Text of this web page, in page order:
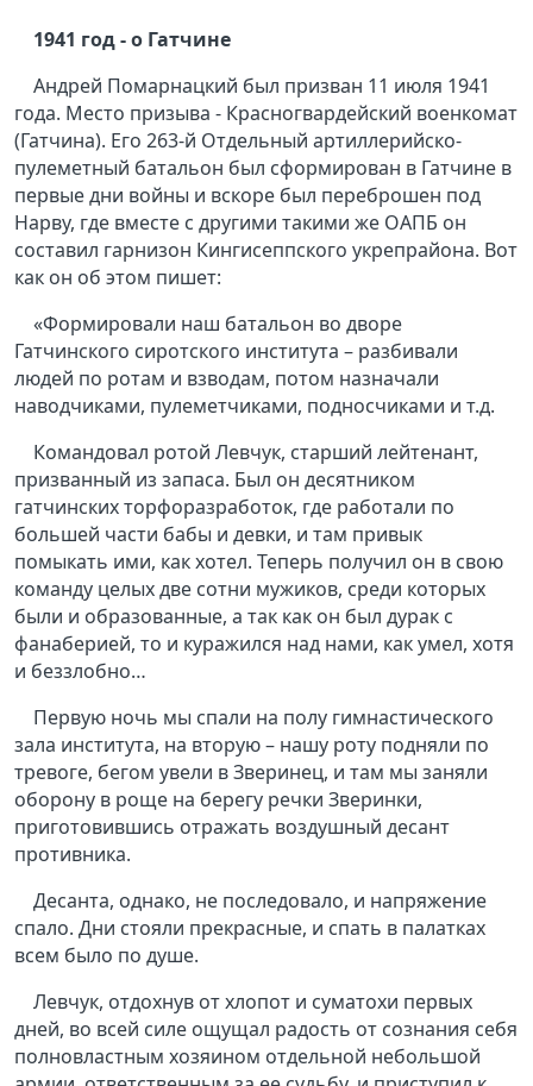
1941 год - о Гатчине
Андрей Помарнацкий был призван 11 июля 1941
года. Место призыва - Красногвардейский военкомат
(Гатчина). Его 263-й Отдельный артиллерийско-
пулеметный батальон был сформирован в Гатчине в
первые дни войны и вскоре был переброшен под
Нарву, где вместе с другими такими же ОАПБ он
составил гарнизон Кингисеппского укрепрайона. Вот
как он об этом пишет:
«Формировали наш батальон во дворе
Гатчинского сиротского института – разбивали
людей по ротам и взводам, потом назначали
наводчиками, пулеметчиками, подносчиками и т.д.
Командовал ротой Левчук, старший лейтенант,
призванный из запаса. Был он десятником
гатчинских торфоразработок, где работали по
большей части бабы и девки, и там привык
помыкать ими, как хотел. Теперь получил он в свою
команду целых две сотни мужиков, среди которых
были и образованные, а так как он был дурак с
фанаберией, то и куражился над нами, как умел, хотя
и беззлобно…
Первую ночь мы спали на полу гимнастического
зала института, на вторую – нашу роту подняли по
тревоге, бегом увели в Зверинец, и там мы заняли
оборону в роще на берегу речки Зверинки,
приготовившись отражать воздушный десант
противника.
Десанта, однако, не последовало, и напряжение
спало. Дни стояли прекрасные, и спать в палатках
всем было по душе.
Левчук, отдохнув от хлопот и суматохи первых
дней, во всей силе ощущал радость от сознания себя
полновластным хозяином отдельной небольшой